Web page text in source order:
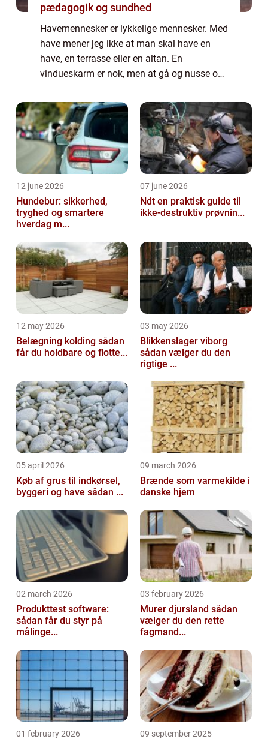
pædagogik og sundhed
Havemennesker er lykkelige mennesker. Med
have mener jeg ikke at man skal have en
have, en terrasse eller en altan. En
vindueskarm er nok, men at gå og nusse om
hjernen som gør at man efter...
12 june 2026
Hundebur: sikkerhed,
tryghed og smartere
hverdag m...
07 june 2026
Ndt en praktisk guide til
ikke-destruktiv prøvnin...
12 may 2026
Belægning kolding sådan
får du holdbare og flotte...
03 may 2026
Blikkenslager viborg
sådan vælger du den
rigtige ...
05 april 2026
Køb af grus til indkørsel,
byggeri og have sådan ...
09 march 2026
Brænde som varmekilde i
danske hjem
02 march 2026
Produkttest software:
sådan får du styr på
målinge...
03 february 2026
Murer djursland sådan
vælger du den rette
fagmand...
01 february 2026 09 september 2025